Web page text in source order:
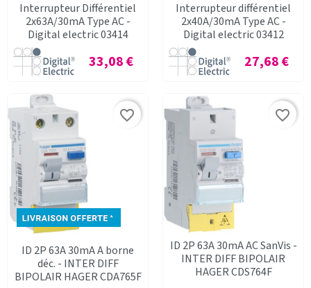
Interrupteur Différentiel
2x63A/30mA Type AC -
Digital electric 03414
Prix
33,08 €
Interrupteur différentiel
2x40A/30mA Type AC -
Digital electric 03412
Prix
27,68 €
ID 2P 63A 30mA A borne
déc. - INTER DIFF
BIPOLAIR HAGER CDA765F
favorite_border
ID 2P 63A 30mA AC SanVis -
INTER DIFF BIPOLAIR
HAGER CDS764F
favorite_border